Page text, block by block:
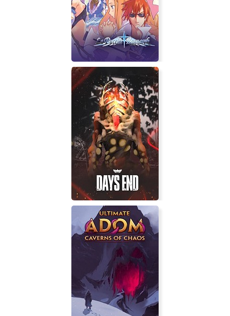
The Black Mirror 2
La Pucelle: Ragnarok
DAYS END